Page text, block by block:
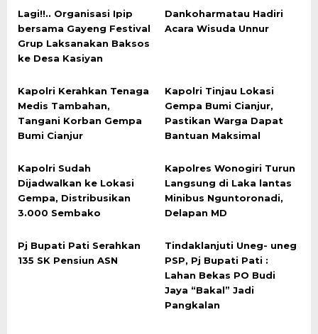
Lagi!!.. Organisasi Ipip
bersama Gayeng Festival
Grup Laksanakan Baksos
ke Desa Kasiyan
Dankoharmatau Hadiri
Acara Wisuda Unnur
Kapolri Kerahkan Tenaga
Medis Tambahan,
Tangani Korban Gempa
Bumi Cianjur
Kapolri Tinjau Lokasi
Gempa Bumi Cianjur,
Pastikan Warga Dapat
Bantuan Maksimal
Kapolri Sudah
Dijadwalkan ke Lokasi
Gempa, Distribusikan
3.000 Sembako
Kapolres Wonogiri Turun
Langsung di Laka lantas
Minibus Nguntoronadi,
Delapan MD
Pj Bupati Pati Serahkan
135 SK Pensiun ASN
Tindaklanjuti Uneg- uneg
PSP, Pj Bupati Pati :
Lahan Bekas PO Budi
Jaya “Bakal” Jadi
Pangkalan